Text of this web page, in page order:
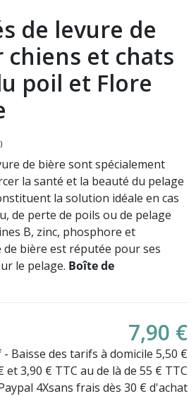
de levure de
chiens et chats
poil et Flore
de bière sont spécialement
la santé et la beauté du pelage
la solution idéale en cas
de perte de poils ou de pelage
B, zinc, phosphore et
de bière est réputée pour ses
le pelage. Boîte de
7,90 €
Baisse des tarifs à domicile 5,50 €
et 3,90 € TTC au de là de 55 € TTC
4Xsans frais dès 30 € d'achat